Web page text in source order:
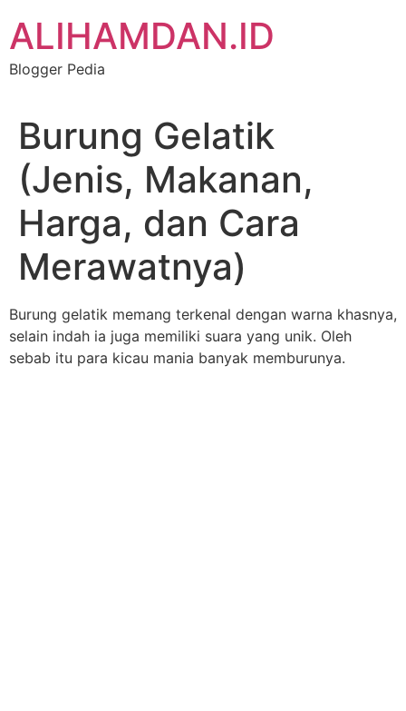
content
ALIHAMDAN.ID
Blogger Pedia
Burung Gelatik
(Jenis, Makanan,
Harga, dan Cara
Merawatnya)
Burung gelatik memang terkenal dengan warna khasnya,
selain indah ia juga memiliki suara yang unik. Oleh
sebab itu para kicau mania banyak memburunya.